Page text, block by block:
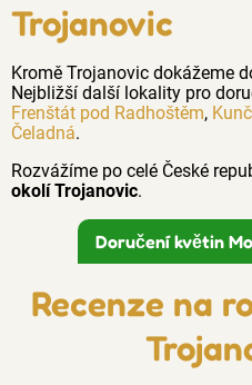
Trojanovic
Kromě Trojanovic dokážeme
Nejbližší další lokality pro
Frenštát pod Radhoštěm,
Čeladná.
Rozvážíme po celé České
okolí Trojanovic.
Doručení květin
Recenze na